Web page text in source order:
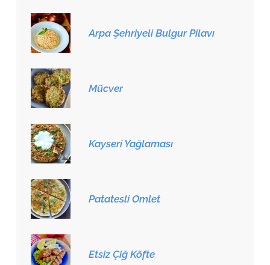
Arpa Şehriyeli Bulgur Pilavı
Mücver
Kayseri Yağlaması
Patatesli Omlet
Etsiz Çiğ Köfte